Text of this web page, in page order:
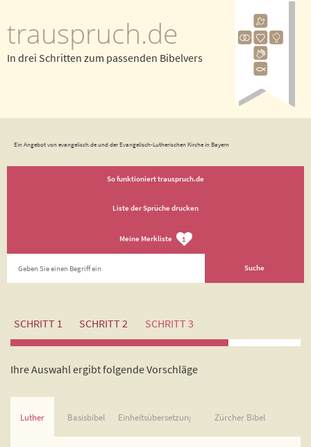
trauspruch.de
In drei Schritten zum passenden Bibelvers
Ein Angebot von evangelisch.de und der Evangelisch-Lutherischen Kirche in Bayern
So funktioniert trauspruch.de
Liste der Sprüche drucken
Meine Merkliste 1
SCHRITT 1 SCHRITT 2 SCHRITT 3
Ihre Auswahl ergibt folgende Vorschläge
Luther Basisbibel Einheitsübersetzung Zürcher Bibel